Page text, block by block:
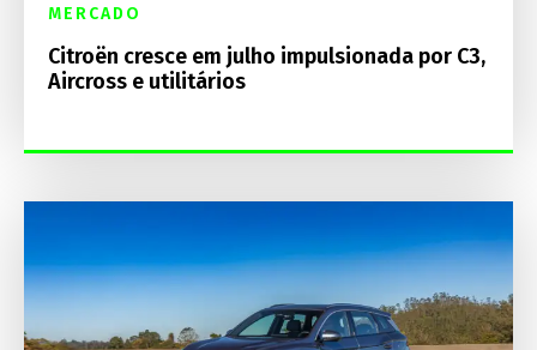
MERCADO
Citroën cresce em julho impulsionada por C3,
Aircross e utilitários